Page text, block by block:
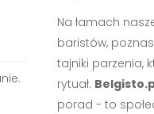
Na łamach
baristów,
tajniki parzenia,
rytuał.
porad - to